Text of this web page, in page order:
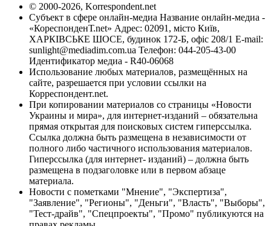
© 2000-2026, Korrespondent.net
Субъект в сфере онлайн-медиа Название онлайн-медиа -
«КореспонденТ.net» Адрес: 02091, місто Київ,
ХАРКІВСЬКЕ ШОСЕ, будинок 172-Б, офіс 208/1 E-mail:
sunlight@mediadim.com.ua Телефон: 044-205-43-00
Идентификатор медиа - R40-06068
Использование любых материалов, размещённых на
сайте, разрешается при условии ссылки на
Корреспондент.net.
При копировании материалов со страницы «Новости
Украины и мира», для интернет-изданий – обязательна
прямая открытая для поисковых систем гиперссылка.
Ссылка должна быть размещена в независимости от
полного либо частичного использования материалов.
Гиперссылка (для интернет- изданий) – должна быть
размещена в подзаголовке или в первом абзаце
материала.
Новости с пометками "Мнение", "Экспертиза",
"Заявление", "Регионы", "Деньги", "Власть", "Выборы",
"Тест-драйв", "Спецпроекты", "Промо" публикуются на